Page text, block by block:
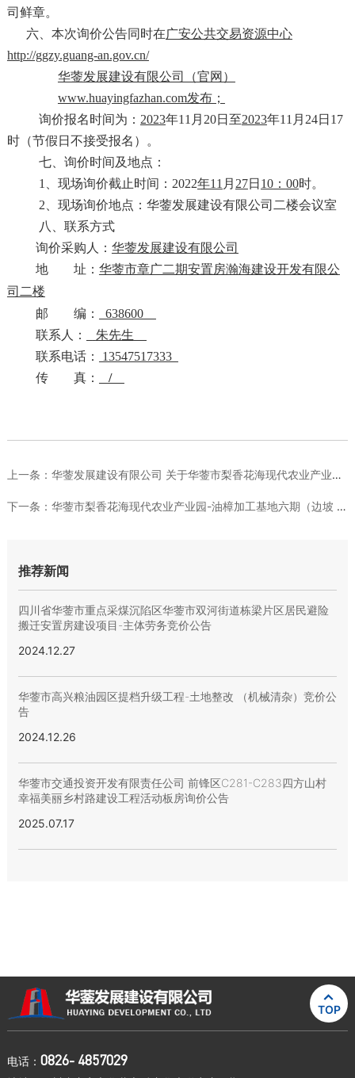
司鲜章。
六、 本次询价公告同时在广安公共交易资源中心
http://ggzy.guang-an.gov.cn/
华蓥发展建设有限公司（官网）
www.huayingfazhan.com发布；
询价报名时间为： 2023年11 月 20日至2023年11 月 24日 17
时（节假日不接受报名）
。
七、询价时间及地点：
1、现场询价截止时间：2022年11 月 27日 10： 00时。
2、现场询价地点：华蓥发展建设有限公司二楼会议室
八、联系方式
询价采购人： 华蓥发展建设有限公司
地 址： 华蓥市章广二期安置房瀚海建设开发有限公
司二楼
邮 编：
638600
联系 人：
朱先生
联系电话：
13547517333
传 真：
/
上一条： 华蓥发展建设有限公司 关于华蓥市梨香花海现代农业产业园-油樟...
下一条： 华蓥市梨香花海现代农业产业园-油樟加工基地六期（边坡 整治）...
推荐新闻
四川省华蓥市重点采煤沉陷区华蓥市双河街道栋梁片区居民避险
搬迁安置房建设项目-主体劳务竞价公告
2024.12.27
华蓥市高兴粮油园区提档升级工程-土地整改 （机械清杂）竞价公
告
2024.12.26
华蓥市交通投资开发有限责任公司 前锋区C281-C283四方山村
幸福美丽乡村路建设工程活动板房询价公告
2025.07.17

TOP
电话： 0826- 4857029